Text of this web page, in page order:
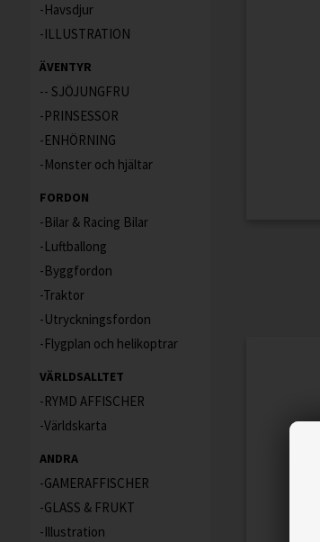
Havsdjur
ILLUSTRATION
ÄVENTYR
- SJÖJUNGFRU
PRINSESSOR
ENHÖRNING
Monster och hjältar
FORDON
Bilar & Racing Bilar
Luftballong
Byggfordon
Traktor
Utryckningsfordon
Flygplan och helikoptrar
VÄRLDSALLTET
RYMD AFFISCHER
Världskarta
ANDRA
GAMERAFFISCHER
GLASS & FRUKT
Illustration